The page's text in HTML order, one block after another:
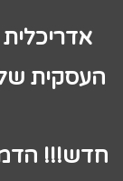
העסקית
חדש!!!